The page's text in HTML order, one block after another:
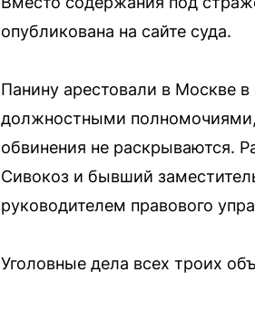
опубликована на сайте суда.
Панину арестовали в Москве
должностными полномочиями,
обвинения не раскрываются.
Сивокоз и бывший
руководителем правового
Уголовные дела всех троих